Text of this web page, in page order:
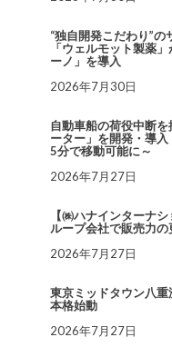
“独自開発こだわり”
「ウェルモット製薬
ーノ」を導入
2026年7月30日
自動車船の荷役中断
ーター」を開発・導
5分で移動可能に～
2026年7月27日
【㈱ハナインターナ
ループ会社で販売力の
2026年7月27日
東京ミッドタウン八
本格始動
2026年7月27日